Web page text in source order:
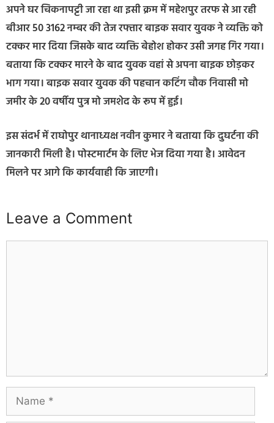
अपने घर चिकनापट्टी जा रहा था इसी क्रम में महेशपुर तरफ से आ रही
बीआर 50 3162 नम्बर की तेज रफ्तार बाइक सवार युवक ने व्यक्ति को
टक्कर मार दिया जिसके बाद व्यक्ति बेहोश होकर उसी जगह गिर गया।
बताया कि टक्कर मारने के बाद युवक वहां से अपना बाइक छोड़कर
भाग गया। बाइक सवार युवक की पहचान कटिंग चौक निवासी मो
जमीर के 20 वर्षीय पुत्र मो जमशेद के रूप में हुई।
इस संदर्भ में राघोपुर थानाध्यक्ष नवीन कुमार ने बताया कि दुघर्टना की
जानकारी मिली है। पोस्टमार्टम के लिए भेज दिया गया है। आवेदन
मिलने पर आगे कि कार्यवाही कि जाएगी।
Leave a Comment